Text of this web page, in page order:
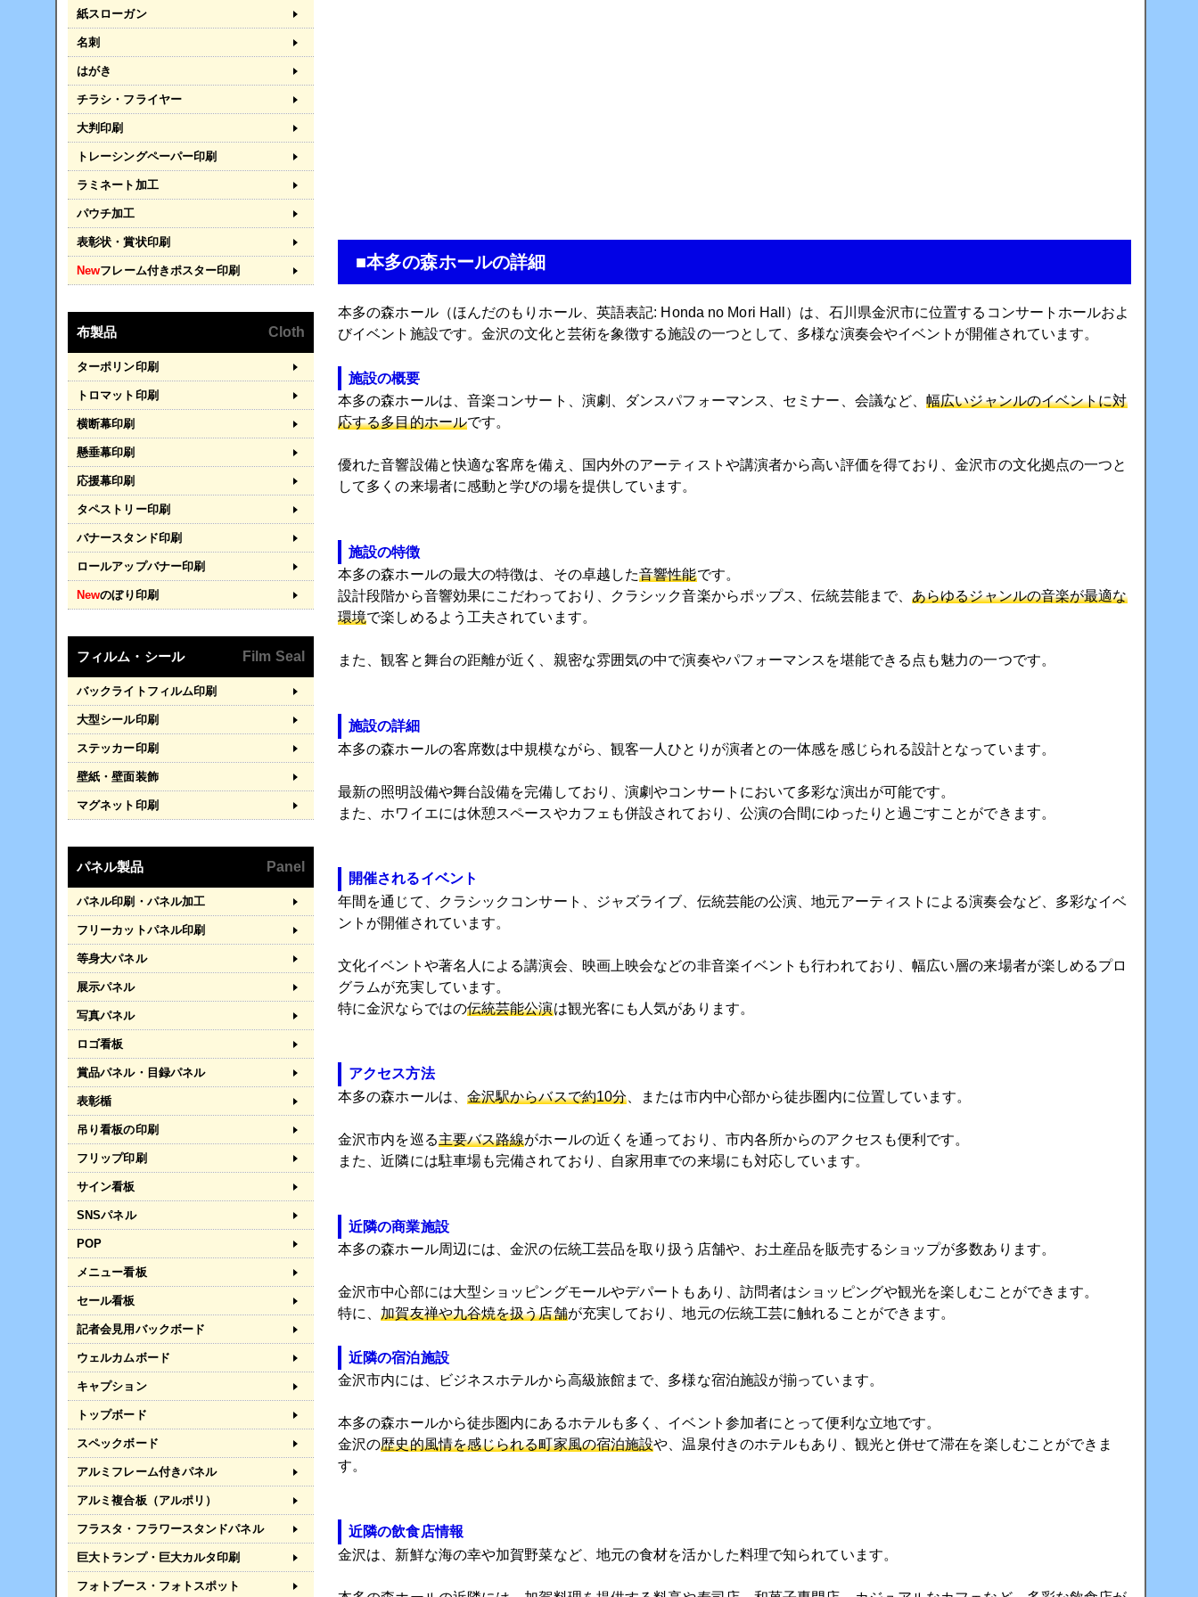
紙スローガン
名刺
はがき
チラシ・フライヤー
大判印刷
トレーシングペーパー印刷
ラミネート加工
パウチ加工
表彰状・賞状印刷
Newフレーム付きポスター印刷
布製品 Cloth
ターポリン印刷
トロマット印刷
横断幕印刷
懸垂幕印刷
応援幕印刷
タペストリー印刷
バナースタンド印刷
ロールアップバナー印刷
Newのぼり印刷
フィルム・シール Film Seal
バックライトフィルム印刷
大型シール印刷
ステッカー印刷
壁紙・壁面装飾
マグネット印刷
パネル製品 Panel
パネル印刷・パネル加工
フリーカットパネル印刷
等身大パネル
展示パネル
写真パネル
ロゴ看板
賞品パネル・目録パネル
表彰楯
吊り看板の印刷
フリップ印刷
サイン看板
SNSパネル
POP
メニュー看板
セール看板
記者会見用バックボード
ウェルカムボード
キャプション
トップボード
スペックボード
アルミフレーム付きパネル
アルミ複合板（アルポリ）
フラスタ・フラワースタンドパネル
巨大トランプ・巨大カルタ印刷
フォトブース・フォトスポット
■本多の森ホールの詳細
本多の森ホール（ほんだのもりホール、英語表記: Honda no Mori Hall）は、石川県金沢市に位置するコンサートホールおよ
びイベント施設です。金沢の文化と芸術を象徴する施設の一つとして、多様な演奏会やイベントが開催されています。
施設の概要
本多の森ホールは、音楽コンサート、演劇、ダンスパフォーマンス、セミナー、会議など、幅広いジャンルのイベントに対
応する多目的ホールです。
優れた音響設備と快適な客席を備え、国内外のアーティストや講演者から高い評価を得ており、金沢市の文化拠点の一つと
して多くの来場者に感動と学びの場を提供しています。
施設の特徴
本多の森ホールの最大の特徴は、その卓越した音響性能です。
設計段階から音響効果にこだわっており、クラシック音楽からポップス、伝統芸能まで、あらゆるジャンルの音楽が最適な
環境で楽しめるよう工夫されています。
また、観客と舞台の距離が近く、親密な雰囲気の中で演奏やパフォーマンスを堪能できる点も魅力の一つです。
施設の詳細
本多の森ホールの客席数は中規模ながら、観客一人ひとりが演者との一体感を感じられる設計となっています。
最新の照明設備や舞台設備を完備しており、演劇やコンサートにおいて多彩な演出が可能です。
また、ホワイエには休憩スペースやカフェも併設されており、公演の合間にゆったりと過ごすことができます。
開催されるイベント
年間を通じて、クラシックコンサート、ジャズライブ、伝統芸能の公演、地元アーティストによる演奏会など、多彩なイベ
ントが開催されています。
文化イベントや著名人による講演会、映画上映会などの非音楽イベントも行われており、幅広い層の来場者が楽しめるプロ
グラムが充実しています。
特に金沢ならではの伝統芸能公演は観光客にも人気があります。
アクセス方法
本多の森ホールは、 金沢駅からバスで約10分 、または市内中心部から徒歩圏内に位置しています。
金沢市内を巡る主要バス路線がホールの近くを通っており、市内各所からのアクセスも便利です。
また、近隣には駐車場も完備されており、自家用車での来場にも対応しています。
近隣の商業施設
本多の森ホール周辺には、金沢の伝統工芸品を取り扱う店舗や、お土産品を販売するショップが多数あります。
金沢市中心部には大型ショッピングモールやデパートもあり、訪問者はショッピングや観光を楽しむことができます。
特に、加賀友禅や九谷焼を扱う店舗が充実しており、地元の伝統工芸に触れることができます。
近隣の宿泊施設
金沢市内には、ビジネスホテルから高級旅館まで、多様な宿泊施設が揃っています。
本多の森ホールから徒歩圏内にあるホテルも多く、イベント参加者にとって便利な立地です。
金沢の歴史的風情を感じられる町家風の宿泊施設や、温泉付きのホテルもあり、観光と併せて滞在を楽しむことができま
す。
近隣の飲食店情報
金沢は、新鮮な海の幸や加賀野菜など、地元の食材を活かした料理で知られています。